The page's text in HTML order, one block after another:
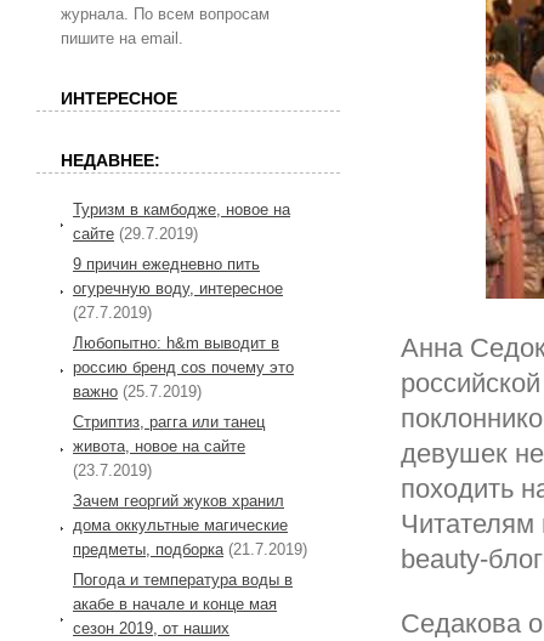
Анна
девушек
походить
Читателям
beauty-
Седакова
журнала. По всем вопросам
пишите на email.
ИНТЕРЕСНОЕ
НЕДАВНЕЕ:
Туризм в камбодже, новое на
сайте (29.7.2019)
9 причин ежедневно пить
огуречную воду, интересное
(27.7.2019)
Любопытно: h&m выводит в
россию бренд cos почему это
важно (25.7.2019)
Стриптиз, рагга или танец
живота, новое на сайте
(23.7.2019)
Зачем георгий жуков хранил
дома оккультные магические
предметы, подборка (21.7.2019)
Погода и температура воды в
акабе в начале и конце мая
сезон 2019, от наших